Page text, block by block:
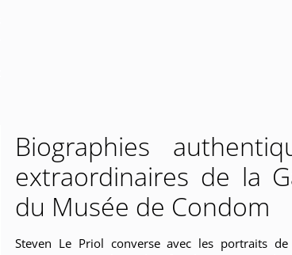
Biographies
extraordinaires de la
du Musée de Condom
Steven Le Priol converse avec les portraits